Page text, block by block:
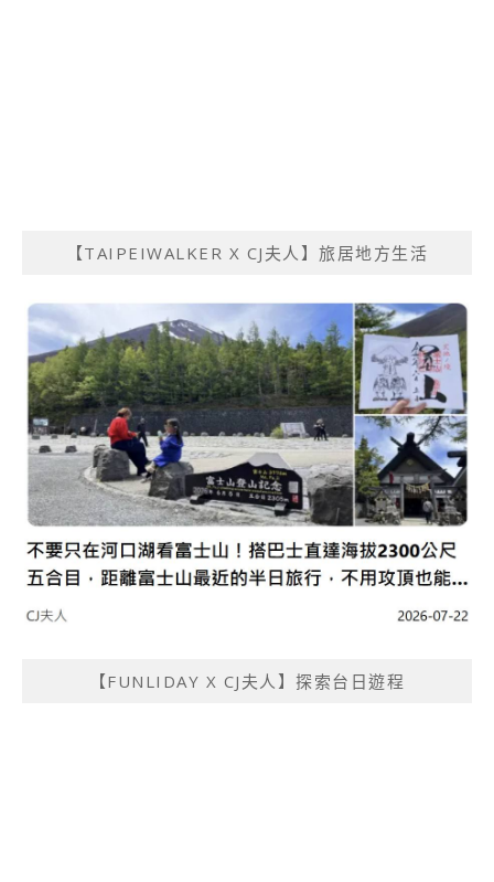
【TAIPEIWALKER X CJ夫人】旅居地方生活
【FUNLIDAY X CJ夫人】探索台日遊程